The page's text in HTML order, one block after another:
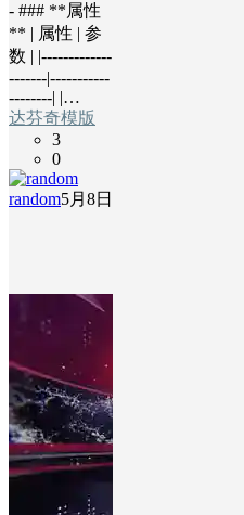
- ### **属性
** | 属性 | 参
数 | |-------------
-------|-----------
--------| |…
达芬奇模版
3
0
random5月8日